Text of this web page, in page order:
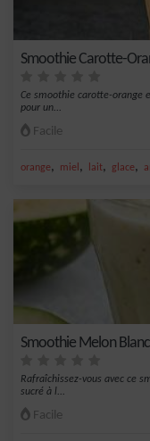
Smoothie Carotte-
Ce smoothie carotte-orange
pour un...
Facile
orange, miel , lait, glace,
Smoothie Melon
Rafraîchissez-vous avec ce
sucré à l...
Facile